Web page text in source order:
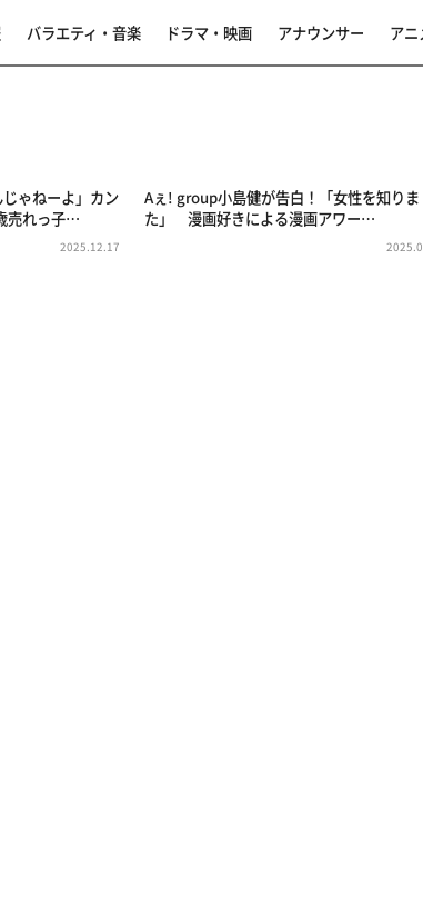
バラエティ・音楽 ドラマ・映画 アナウンサー アニ
じゃねーよ」カン
売れっ子…
2025.12.17
Aぇ! group小島健が告白！「女性を知りま
た」 漫画好きによる漫画アワー…